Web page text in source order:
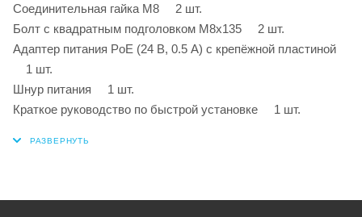
Соединительная гайка М8 2 шт.
Болт с квадратным подголовком М8х135 2 шт.
Адаптер питания PoE (24 В, 0.5 А) с крепёжной пластиной
1 шт.
Шнур питания 1 шт.
Краткое руководство по быстрой установке 1 шт.